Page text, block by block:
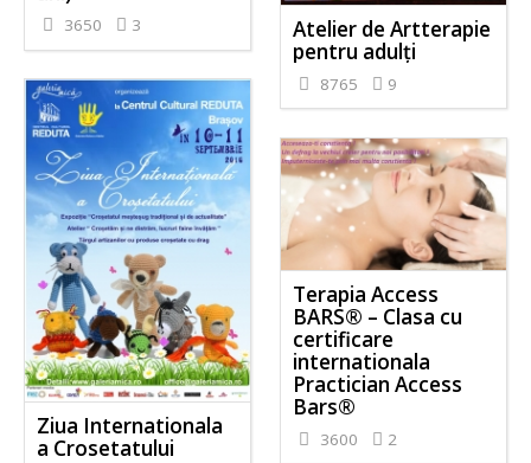
Atelier de Artterapie
pentru adulţi
8765 9
3650 3
Ziua Internationala
a Crosetatului
Terapia Access
BARS® – Clasa cu
certificare
internationala
Practician Access
Bars®
3600 2